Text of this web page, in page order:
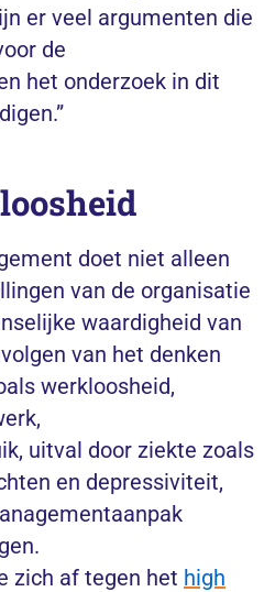
er veel argumenten die
de
het onderzoek in dit
doet niet alleen
van de organisatie
waardigheid van
van het denken
werkloosheid,
uitval door ziekte zoals
en depressiviteit,
zich af tegen het high